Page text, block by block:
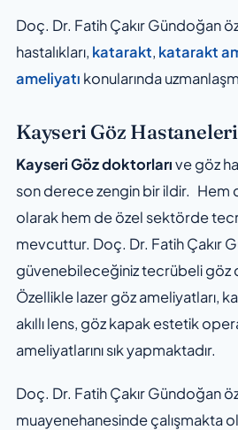
Doç. Dr. Fatih Çakır Gündoğan
hastalıkları, katarakt, katarakt
ameliyatı konularında
Kayseri Göz Hastaneleri
Kayseri Göz doktorlarıve göz
son derece zengin bir ildir. Hem
olarak hem de özel sektörde
mevcuttur. Doç. Dr. Fatih Çakır
güvenebileceğiniz tecrübeli göz
Özellikle lazer göz ameliyatları,
akıllı lens, göz kapak estetik
ameliyatlarını sık yapmaktadır.
Doç. Dr. Fatih Çakır Gündoğan
muayenehanesinde çalışmakta